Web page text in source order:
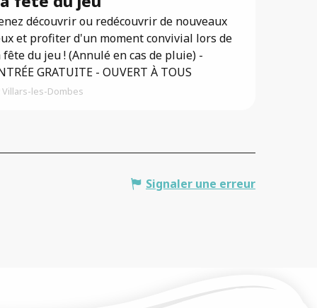
découvrir ou redécouvrir de nouveaux
et profiter d'un moment convivial lors de
fête du jeu ! (Annulé en cas de pluie) -
GRATUITE - OUVERT À TOUS
Villars-les-Dombes
Signaler une erreur